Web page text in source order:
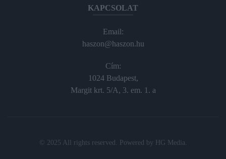
KAPCSOLAT
Email:
haszon@haszon.hu
Cím:
1024 Budapest,
Margit krt. 5/A, 3. em. 1. a
© 2025 All rights reserved. Powered by HG Media